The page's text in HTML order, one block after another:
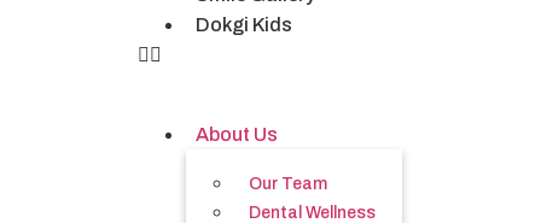
Dokgi Kids
About Us
Our Team
Dental Wellness